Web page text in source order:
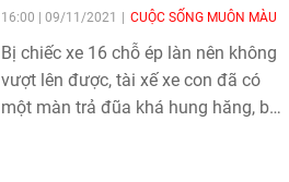
16:00 | 09/11/2021 CUỘC SỐNG MUÔN MÀU
Bị chiếc xe 16 chỗ ép làn nên không
vượt lên được, tài xế xe con đã có
một màn trả đũa khá hung hăng, bất